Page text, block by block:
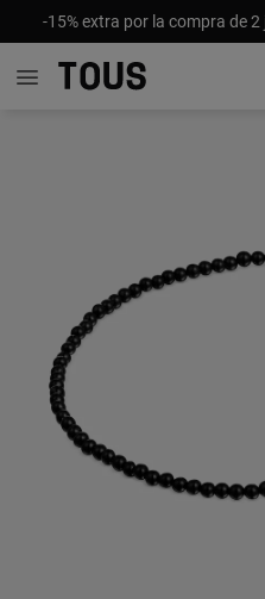
-15% extra por la compra de